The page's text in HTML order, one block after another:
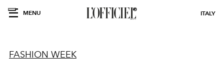
MENU ITALY
FASHION WEEK